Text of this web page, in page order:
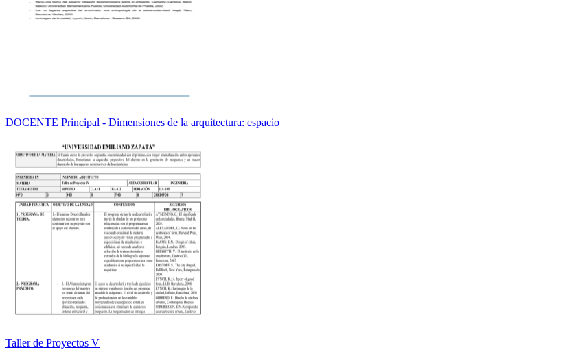
DOCENTE Principal - Dimensiones de la arquitectura: espacio
Taller de Proyectos V